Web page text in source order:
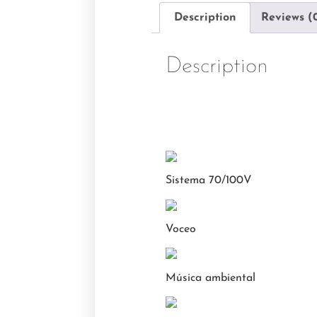
Description Reviews
Description
Sistema 70/100V
Voceo
Música ambiental